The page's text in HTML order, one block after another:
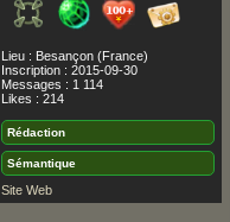
Lieu : Besançon (France)
Inscription : 2015-09-30
Messages : 1 114
Likes : 214
Rédaction
Sémantique
Site Web